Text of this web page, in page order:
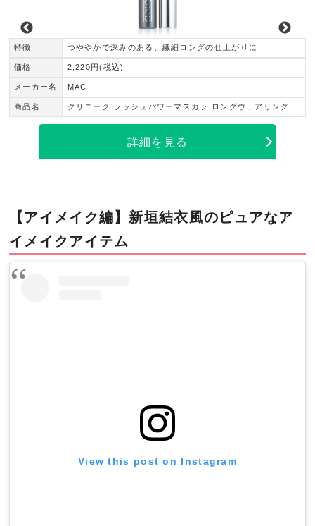
特徴
価格
メーカー名
商品名
つややかで深みのある、繊細ロングの仕上がりに
2,220円(税込)
MAC
詳細を見る
【アイメイク編】新垣結衣風のピュアなア
イメイクアイテム
View this post on Instagram